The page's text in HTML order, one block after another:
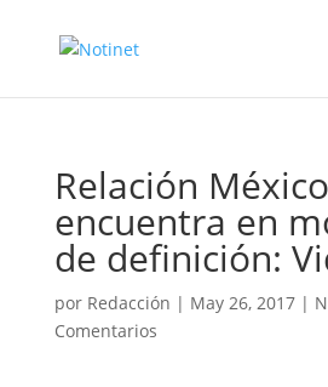
Relación
encuentra en
de definición:
por Redacción | May 26, 2017|
Comentarios